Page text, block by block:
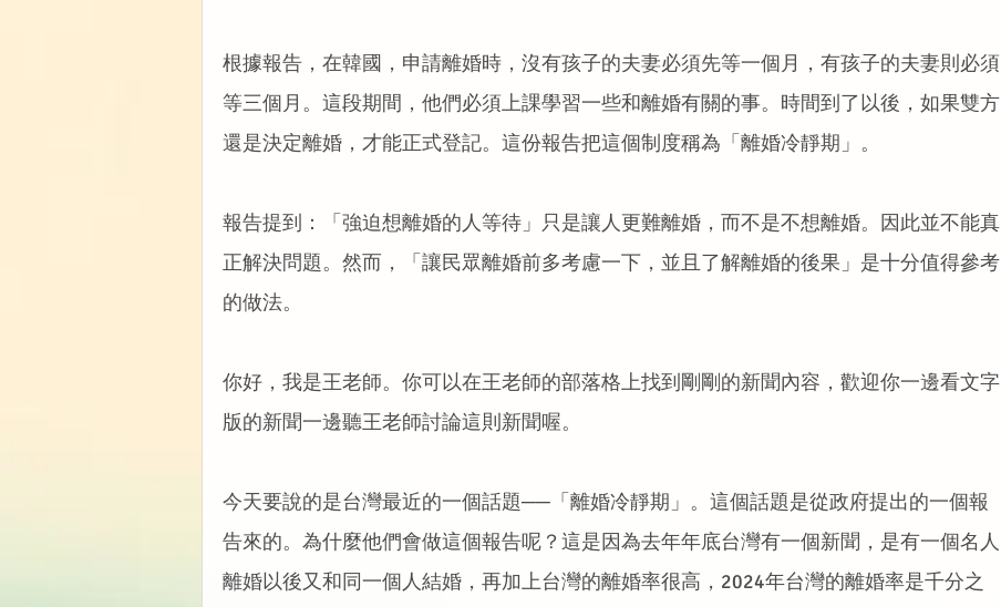
根據報告，在韓國，申請離婚時，沒有孩子的夫妻必須先等一個月，有孩子的夫妻則必須
等三個月。這段期間，他們必須上課學習一些和離婚有關的事。時間到了以後，如果雙方
還是決定離婚，才能正式登記。這份報告把這個制度稱為「離婚冷靜期」。
報告提到：「強迫想離婚的人等待」只是讓人更難離婚，而不是不想離婚。因此並不能真
正解決問題。然而，「讓民眾離婚前多考慮一下，並且了解離婚的後果」是十分值得參考
的做法。
你好，我是王老師。你可以在王老師的部落格上找到剛剛的新聞內容，歡迎你一邊看文字
版的新聞一邊聽王老師討論這則新聞喔。
今天要說的是台灣最近的一個話題──「離婚冷靜期」。這個話題是從政府提出的一個報
告來的。為什麼他們會做這個報告呢？這是因為去年年底台灣有一個新聞，是有一個名人
離婚以後又和同一個人結婚，再加上台灣的離婚率很高，2024年台灣的離婚率是千分之